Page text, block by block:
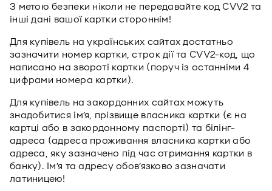
З метою безпеки ніколи не передавайте код CVV2 та
інші дані вашої картки стороннім!
Для купівель на українських сайтах достатньо
зазначити номер картки, строк дії та CVV2-код, що
написано на звороті картки (поруч із останніми 4
цифрами номера картки).
Для купівель на закордонних сайтах можуть
знадобитися ім’я, прізвище власника картки (є на
картці або в закордонному паспорті) та білінг-
адреса (адреса проживання власника картки або
адреса, яку зазначено під час отримання картки в
банку). Ім’я та адресу обов’язково зазначати
латиницею!